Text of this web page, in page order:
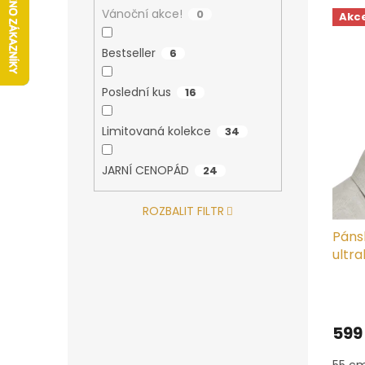
Vánoční akce! 0
Bestseller 6
Poslední kus 16
Limitovaná kolekce 34
JARNÍ CENOPÁD 24
ROZBALIT FILTR
nV
ů
je